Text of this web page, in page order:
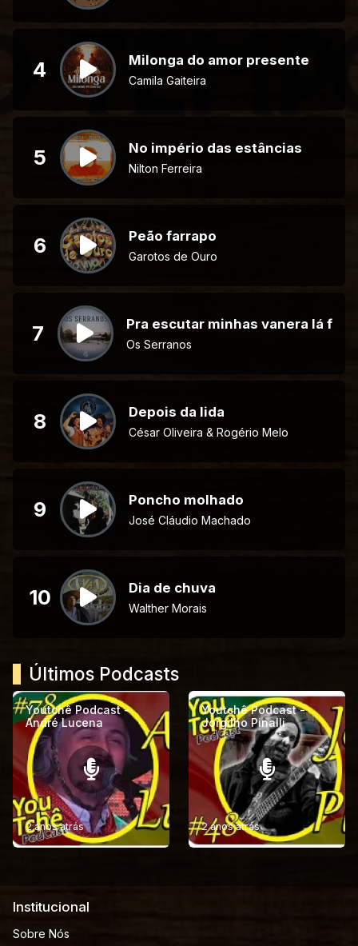
4 Milonga do amor presente
Camila Gaiteira
5 No império das estâncias
Nilton Ferreira
6 Peão farrapo
Garotos de Ouro
7 Pra escutar minhas vanera lá fora
Os Serranos
8 Depois da lida
César Oliveira & Rogério Melo
9 Poncho molhado
José Cláudio Machado
10 Dia de chuva
Walther Morais
Últimos Podcasts
Youtchê Podcast -
André Lucena
2 anos atrás
Youtchê Podcast -
Jorgilho Pinalli
2 anos atrás
Institucional
Sobre Nós